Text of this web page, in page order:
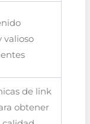
valioso
de link
obtener